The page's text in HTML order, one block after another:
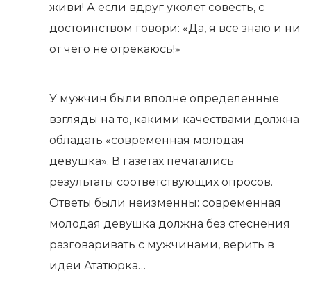
живи! А если вдруг уколет совесть, с
достоинством говори: «Да, я всё знаю и ни
от чего не отрекаюсь!»
У мужчин были вполне определенные
взгляды на то, какими качествами должна
обладать «современная молодая
девушка». В газетах печатались
результаты соответствующих опросов.
Ответы были неизменны: современная
молодая девушка должна без стеснения
разговаривать с мужчинами, верить в
идеи Ататюрка…